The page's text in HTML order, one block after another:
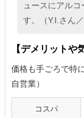
ュースにアル
す。（Y.I.さん
【デメリットや
価格も手ごろで特
自営業）
コスパ